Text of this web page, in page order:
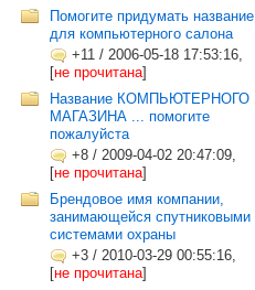
Помогите придумать название
для компьютерного салона
+11 / 2006-05-18 17:53:16,
[не прочитана]
Название КОМПЬЮТЕРНОГО
МАГАЗИНА ... помогите
пожалуйста
+8 / 2009-04-02 20:47:09,
[не прочитана]
Брендовое имя компании,
занимающейся спутниковыми
системами охраны
+3 / 2010-03-29 00:55:16,
[не прочитана]